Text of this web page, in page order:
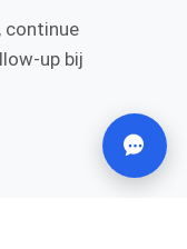
continue
up bij